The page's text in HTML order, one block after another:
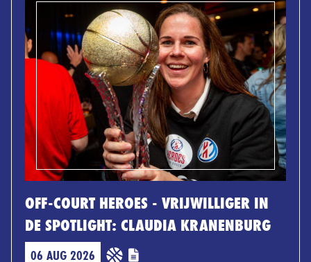
OFF-COURT HEROES - VRIJWILLIGER IN
DE SPOTLIGHT: CLAUDIA KRANENBURG
06 AUG 2026